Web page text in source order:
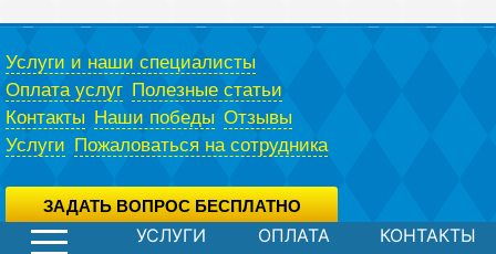
Услуги и наши специалисты
Оплата услуг Полезные статьи
Контакты Наши победы Отзывы
Услуги Пожаловаться на сотрудника
ЗАДАТЬ ВОПРОС БЕСПЛАТНО
Вы можете задать вопрос юристу абсолютно бесплатно,
воспользовавшись специальной формой.
УСЛУГИ ОПЛАТА КОНТАКТЫ